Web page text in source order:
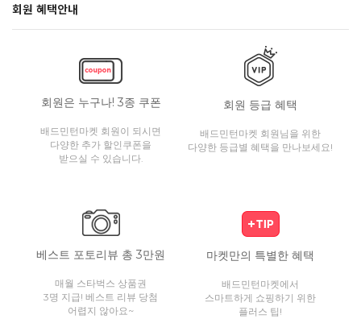
회원 혜택안내
회원은 누구나! 3종 쿠폰
배드민턴마켓 회원이 되시면
다양한 추가 할인쿠폰을
받으실 수 있습니다.
회원 등급 혜택
배드민턴마켓 회원님을 위한
다양한 등급별 혜택을 만나보세요!
베스트 포토리뷰 총 3만원
매월 스타벅스 상품권
3명 지급! 베스트 리뷰 당첨
어렵지 않아요~
마켓만의 특별한 혜택
배드민턴마켓에서
스마트하게 쇼핑하기 위한
플러스 팁!